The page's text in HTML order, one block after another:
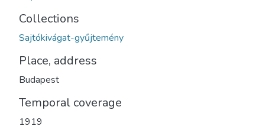
Collections
Sajtókivágat-gyűjtemény
Place, address
Budapest
Temporal coverage
1919